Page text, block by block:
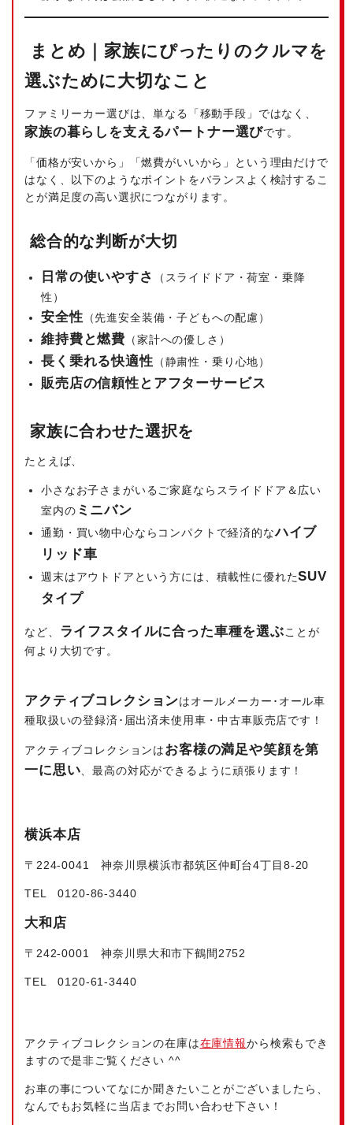
まとめ｜家族にぴったりのクルマを
選ぶために大切なこと
ファミリーカー選びは、単なる「移動手段」ではなく、
家族の暮らしを支えるパートナー選びです。
「価格が安いから」「燃費がいいから」という理由だけで
はなく、以下のようなポイントをバランスよく検討するこ
とが満足度の高い選択につながります。
総合的な判断が大切
日常の使いやすさ
（スライドドア・荷室・乗降
性）
安全性 （先進安全装備・子どもへの配慮）
維持費と燃費 （家計への優しさ）
長く乗れる快適性 （静粛性・乗り心地）
販売店の信頼性とアフターサービス
家族に合わせた選択を
たとえば、
小さなお子さまがいるご家庭ならスライドドア＆広い
室内の ミニバン
通勤・買い物中心ならコンパクトで経済的なハイブ
リッド車
週末はアウトドアという方には、積載性に優れたSUV
タイプ
など、 ライフスタイルに合った車種を選ぶことが
何より大切です。
アクティブコレクションはオールメーカー･オール車
種取扱いの登録済･届出済未使用車・中古車販売店です！
アクティブコレクションはお客様の満足や笑顔を第
一に思い 、最高の対応ができるように頑張ります！
横浜本店
〒224‐0041 神奈川県横浜市都筑区仲町台4丁目8-20
TEL 0120-86-3440
大和店
〒242-0001 神奈川県大和市下鶴間2752
TEL 0120-61-3440
アクティブコレクションの在庫は在庫情報から検索もでき
ますので是非ご覧ください ^^
お車の事についてなにか聞きたいことがございましたら、
なんでもお気軽に当店までお問い合わせ下さい！